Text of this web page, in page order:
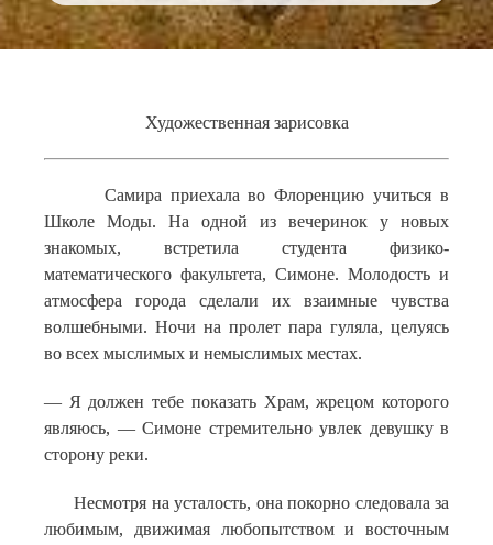
Художественная зарисовка
Самира приехала во Флоренцию учиться в
Школе Моды. На одной из вечеринок у новых
знакомых, встретила студента физико-
математического факультета, Симоне. Молодость и
атмосфера города сделали их взаимные чувства
волшебными. Ночи на пролет пара гуляла, целуясь
во всех мыслимых и немыслимых местах.
— Я должен тебе показать Храм, жрецом которого
являюсь, — Симоне стремительно увлек девушку в
сторону реки.
Несмотря на усталость, она покорно следовала за
любимым, движимая любопытством и восточным